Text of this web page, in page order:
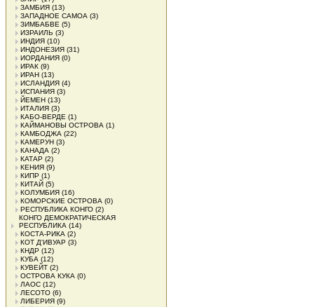
ЗАМБИЯ (13)
ЗАПАДНОЕ САМОА (3)
ЗИМБАБВЕ (5)
ИЗРАИЛЬ (3)
ИНДИЯ (10)
ИНДОНЕЗИЯ (31)
ИОРДАНИЯ (0)
ИРАК (9)
ИРАН (13)
ИСЛАНДИЯ (4)
ИСПАНИЯ (3)
ЙЕМЕН (13)
ИТАЛИЯ (3)
КАБО-ВЕРДЕ (1)
КАЙМАНОВЫ ОСТРОВА (1)
КАМБОДЖА (22)
КАМЕРУН (3)
КАНАДА (2)
КАТАР (2)
КЕНИЯ (9)
КИПР (1)
КИТАЙ (5)
КОЛУМБИЯ (16)
КОМОРСКИЕ ОСТРОВА (0)
РЕСПУБЛИКА КОНГО (2)
КОНГО ДЕМОКРАТИЧЕСКАЯ
РЕСПУБЛИКА (14)
КОСТА-РИКА (2)
КОТ Д'ИВУАР (3)
КНДР (12)
КУБА (12)
КУВЕЙТ (2)
ОСТРОВА КУКА (0)
ЛАОС (12)
ЛЕСОТО (6)
ЛИБЕРИЯ (9)